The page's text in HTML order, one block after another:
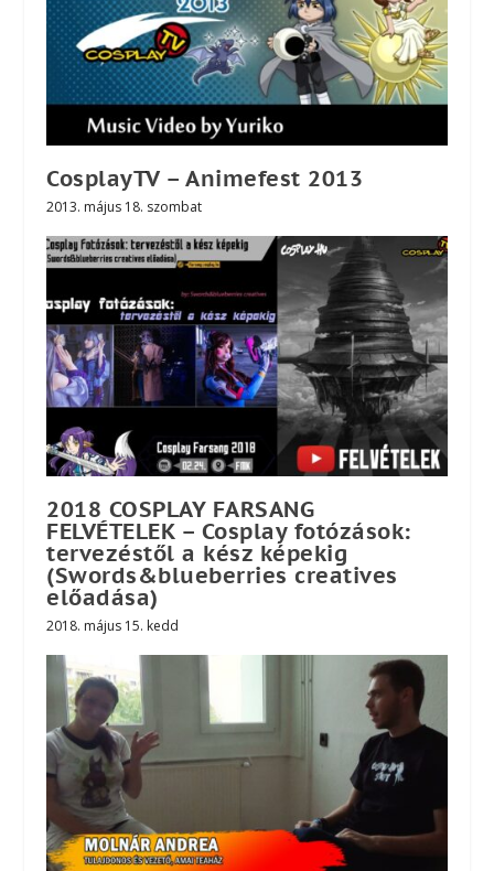
CosplayTV – Animefest 2013
2013. május 18. szombat
2018 COSPLAY FARSANG
FELVÉTELEK – Cosplay fotózások:
tervezéstől a kész képekig
(Swords&blueberries creatives
előadása)
2018. május 15. kedd